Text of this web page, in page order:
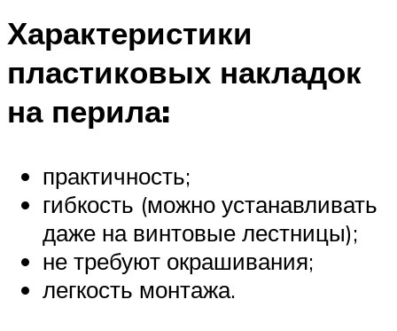
Характеристики
пластиковых накладок
на перила:
практичность;
гибкость (можно устанавливать
даже на винтовые лестницы);
не требуют окрашивания;
легкость монтажа.